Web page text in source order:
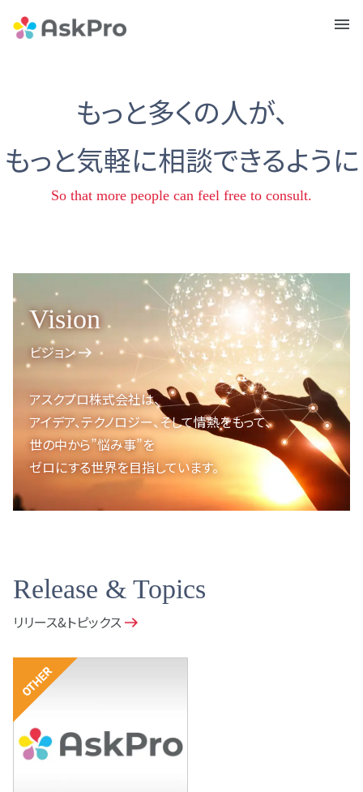
もっと多くの人が、
もっと気軽に相談できるように
So that more people can feel free to consult.
Vision
ビジョン
アスクプロ株式会社は、
アイデア、テクノロジー、そして情熱をもって、
世の中から”悩み事”を
ゼロにする世界を目指しています。
Release & Topics
リリース&トピックス
その他